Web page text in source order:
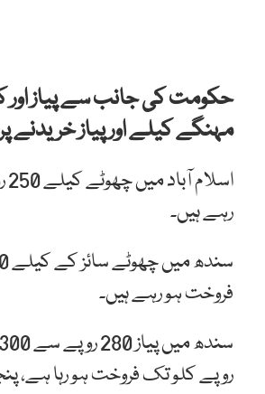
حکومت کی جانب سے پیاز اور
مہنگے کیلے اور پیاز خریدنے
رہے ہیں۔
فروخت ہو رہے ہیں۔
روپے کلو تک فروخت ہو رہا ہے، پنجاب میں بھی 350